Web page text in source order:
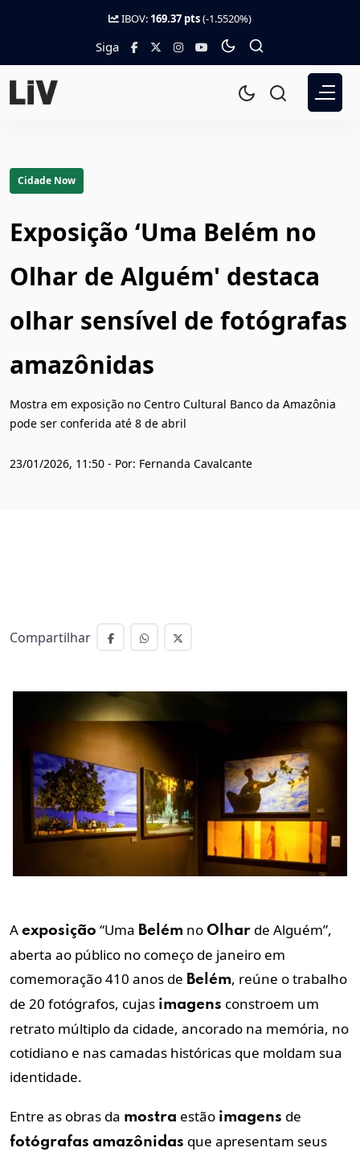
IBOV: 169.37 pts(-1.5520%)
Siga
Cidade Now
Exposição ‘Uma Belém no
Olhar de Alguém' destaca
olhar sensível de fotógrafas
amazônidas
Mostra em exposição no Centro Cultural Banco da Amazônia
pode ser conferida até 8 de abril
23/01/2026, 11:50 - Por: Fernanda Cavalcante
Compartilhar
A exposição “Uma Belém no Olhar de Alguém”,
aberta ao público no começo de janeiro em
comemoração 410 anos de Belém, reúne o trabalho
de 20 fotógrafos, cujas imagens constroem um
retrato múltiplo da cidade, ancorado na memória, no
cotidiano e nas camadas históricas que moldam sua
identidade.
Entre as obras da mostra estão imagens de
fotógrafas amazônidas que apresentam seus